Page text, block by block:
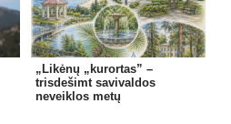
„Likėnų „kurortas” –
trisdešimt savivaldos
neveiklos metų